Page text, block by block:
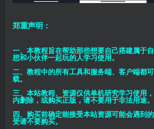
郑重声明：
一、本教程旨在帮助那些想要自己搭建属于
想和小伙伴一起玩的人学习使用。
二、教程中的所有工具和服务端、客户端都
载。
三、本站教程、资源仅供单机研究学习使用
内删除，或购买正版，请不要用于非法用途。
四、购买前确定能接受本站资源可能会遇到
受请不要购买。